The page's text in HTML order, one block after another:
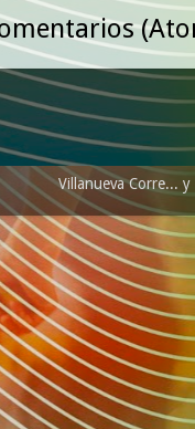
Villanueva Corre...